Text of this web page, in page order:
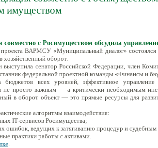
имуществом
с Росимуществом обсудила
проекта ВАРМСУ «Муниципальный диалог»
хозяйственный оборот.
сенатор Российской Федерации, член
федеральной проектной команды «Финансы и
всех уровней, эффективное
не просто важным — а критически необходимым
в оборот объект — это прямые ресурсы для
алгоритмы взаимодействия:
IT-сервисов Росимущества;
ошибок, ведущих к затягиванию процедур и судебным
практики работы с активами.
.